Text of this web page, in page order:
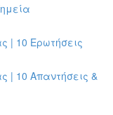
| 10 Ερωτήσεις
| 10 Απαντήσεις &